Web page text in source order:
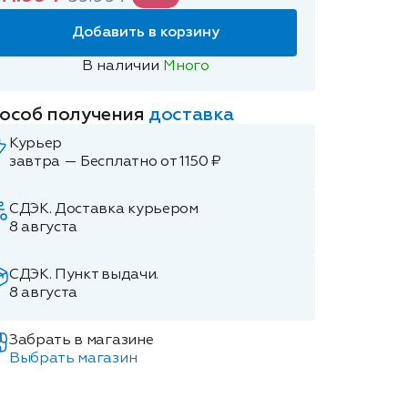
Добавить в корзину
В наличии Много
получения доставка
Курьер
завтра — Бесплатно от 1150 ₽
СДЭК. Доставка курьером
8 августа
СДЭК. Пункт выдачи.
8 августа
Забрать в магазине
Выбрать магазин